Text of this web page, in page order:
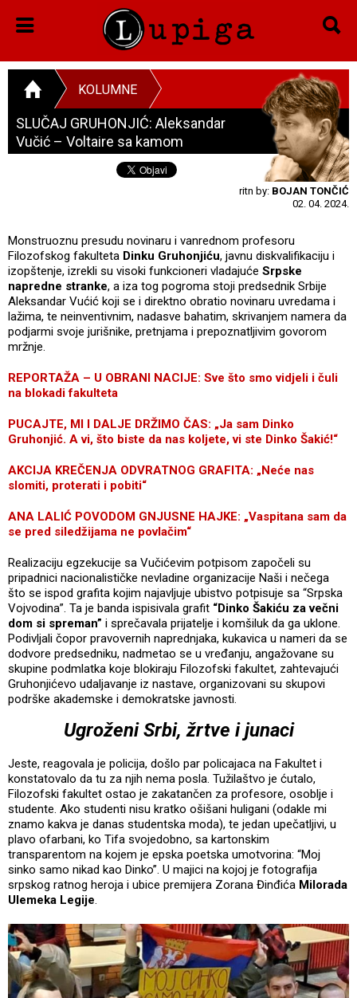
KOLUMNE
SLUČAJ GRUHONJIĆ: Aleksandar
Vučić – Voltaire sa kamom
ritn by: BOJAN TONČIĆ
02. 04. 2024.
Monstruoznu presudu novinaru i vanrednom profesoru
Filozofskog fakulteta Dinku Gruhonjiću, javnu diskvalifikaciju i
izopštenje, izrekli su visoki funkcioneri vladajuće Srpske
napredne stranke, a iza tog pogroma stoji predsednik Srbije
Aleksandar Vućić koji se i direktno obratio novinaru uvredama i
lažima, te neinventivnim, nadasve bahatim, skrivanjem namera da
podjarmi svoje jurišnike, pretnjama i prepoznatljivim govorom
mržnje.
REPORTAŽA – U OBRANI NACIJE: Sve što smo vidjeli i čuli
na blokadi fakulteta
PUCAJTE, MI I DALJE DRŽIMO ČAS: „Ja sam Dinko
Gruhonjić. A vi, što biste da nas koljete, vi ste Dinko Šakić!“
AKCIJA KREČENJA ODVRATNOG GRAFITA: „Neće nas
slomiti, proterati i pobiti“
ANA LALIĆ POVODOM GNJUSNE HAJKE: „Vaspitana sam da
se pred siledžijama ne povlačim“
Realizaciju egzekucije sa Vučićevim potpisom započeli su
pripadnici nacionalističke nevladine organizacije Naši i nečega
što se ispod grafita kojim najavljuje ubistvo potpisuje sa “Srpska
Vojvodina”. Ta je banda ispisivala grafit “Dinko Šakiću za večni
dom si spreman” i sprečavala prijatelje i komšiluk da ga uklone.
Podivljali čopor pravovernih naprednjaka, kukavica u nameri da se
dodvore predsedniku, nadmetao se u vređanju, angažovane su
skupine podmlatka koje blokiraju Filozofski fakultet, zahtevajući
Gruhonjićevo udaljavanje iz nastave, organizovani su skupovi
podrške akademske i demokratske javnosti.
Ugroženi Srbi, žrtve i junaci
Jeste, reagovala je policija, došlo par policajaca na Fakultet i
konstatovalo da tu za njih nema posla. Tužilaštvo je ćutalo,
Filozofski fakultet ostao je zakatančen za profesore, osoblje i
studente. Ako studenti nisu kratko ošišani huligani (odakle mi
znamo kakva je danas studentska moda), te jedan upečatljivi, u
plavo ofarbani, ko Tifa svojedobno, sa kartonskim
transparentom na kojem je epska poetska umotvorina: “Moj
sinko samo nikad kao Dinko”. U majici na kojoj je fotografija
srpskog ratnog heroja i ubice premijera Zorana Đinđića Milorada
Ulemeka Legije.